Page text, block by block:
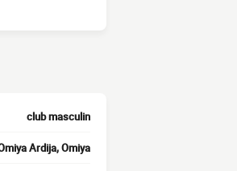
club masculin
Ardija, Omiya